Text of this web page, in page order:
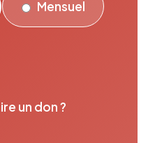
Mensuel
un don ?